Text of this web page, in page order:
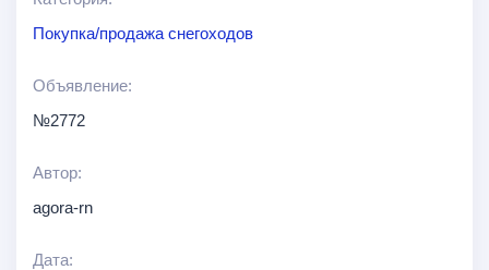
Покупка/продажа снегоходов
Объявление:
№2772
Автор:
agora-rn
Дата: